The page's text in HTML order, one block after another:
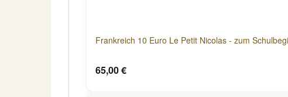
Frankreich 10 Euro Le Petit Nicolas - zum
65,00 €